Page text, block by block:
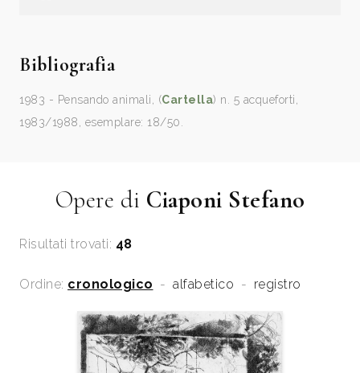
Bibliografia
1983 - Pensando animali, (Cartella) n. 5 acqueforti,
1983/1988, esemplare: 18/50.
Opere di Ciaponi Stefano
Risultati trovati: 48
Ordine: cronologico - alfabetico - registro